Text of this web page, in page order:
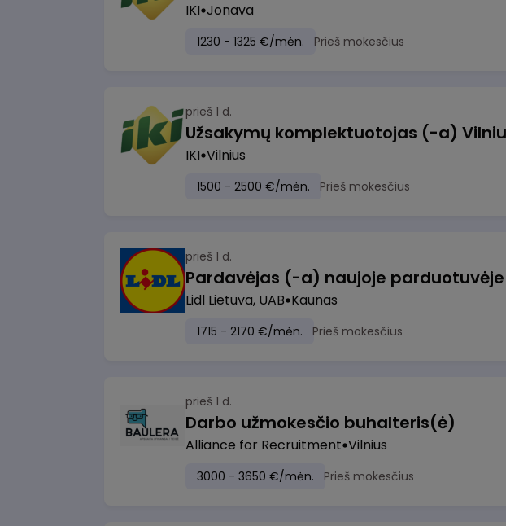
IKI Jonava
1230 - 1325 €/mėn. Prieš mokesčius
prieš 1 d.
IKI Vilnius
1500 - 2500 €/mėn. Prieš mokesčius
prieš 1 d.
Lidl Lietuva, UAB Kaunas
1715 - 2170 €/mėn. Prieš mokesčius
prieš 1 d.
Darbo užmokesčio buhalteris(ė)
Alliance for Recruitment Vilnius
3000 - 3650 €/mėn. Prieš mokesčius